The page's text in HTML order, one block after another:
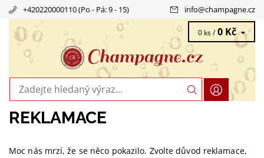
+420220000110 (Po - Pá: 9 - 15) info@champagne.cz
0 ks / 0 Kč
REKLAMACE
Moc nás mrzí, že se něco pokazilo. Zvolte důvod reklamace,